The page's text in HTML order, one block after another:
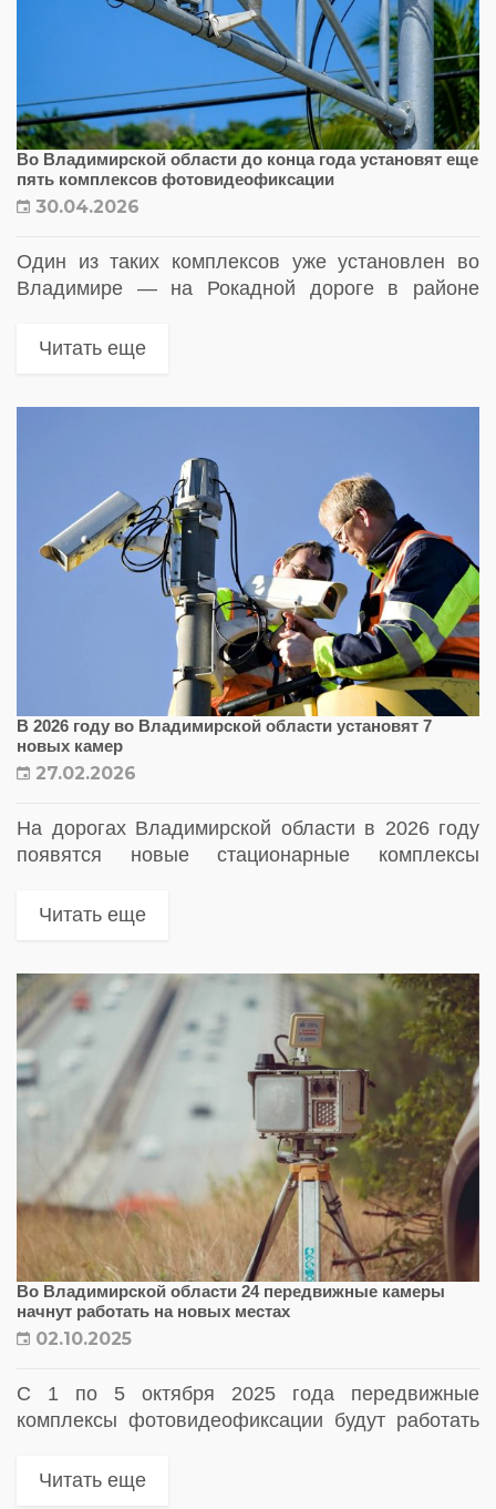
Во Владимирской области до конца года установят еще
пять комплексов фотовидеофиксации
30.04.2026
Один из таких комплексов уже установлен во
Владимире — на Рокадной дороге в районе
Читать еще
В 2026 году во Владимирской области установят 7
новых камер
27.02.2026
На дорогах Владимирской области в 2026 году
появятся новые стационарные комплексы
ПДДЧитать еще
Во Владимирской области 24 передвижные камеры
начнут работать на новых местах
02.10.2025
С 1 по 5 октября 2025 года передвижные
комплексы фотовидеофиксации будут работать
и ряде региональных дорог Владимирской
Читать еще